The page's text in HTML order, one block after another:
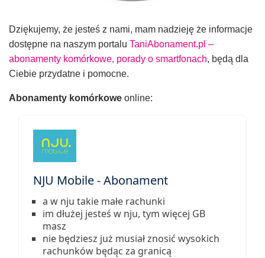
Dziękujemy, że jesteś z nami, mam nadzieję że informacje
dostępne na naszym portalu TaniAbonament.pl –
abonamenty komórkowe, porady o smartfonach, będą dla
Ciebie przydatne i pomocne.
Abonamenty komórkowe online:
NJU Mobile - Abonament
a w nju takie małe rachunki
im dłużej jesteś w nju, tym więcej GB
masz
nie będziesz już musiał znosić wysokich
rachunków będąc za granicą